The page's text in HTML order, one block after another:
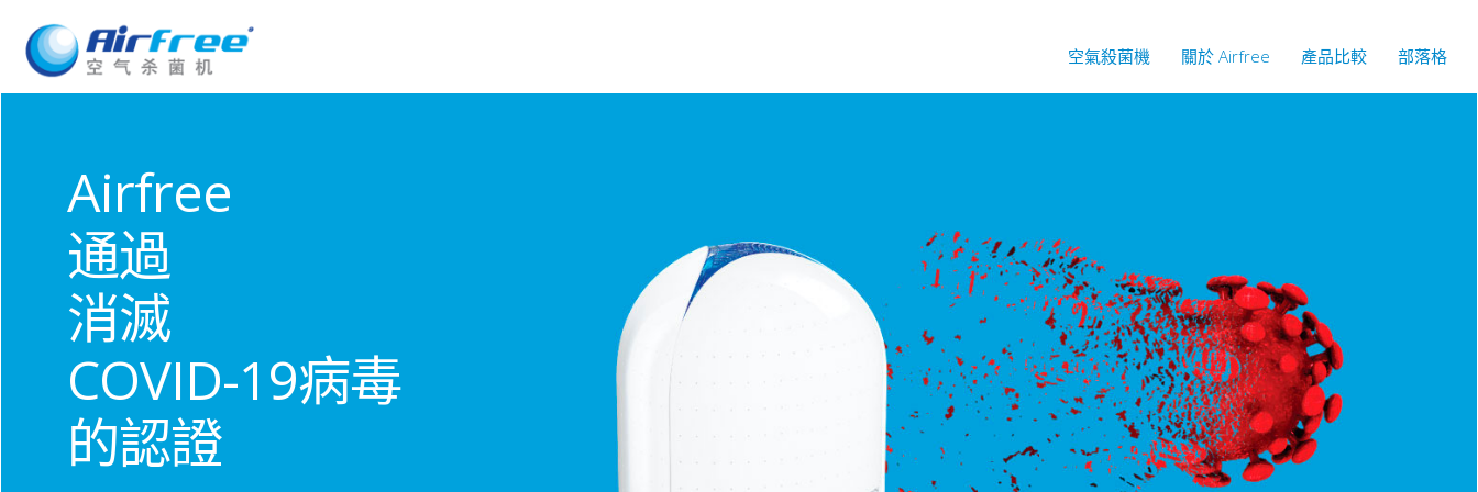
空氣殺菌機 關於 Airfree 產品比較 部落格
Airfree
通過
消滅
COVID-19病毒
的認證